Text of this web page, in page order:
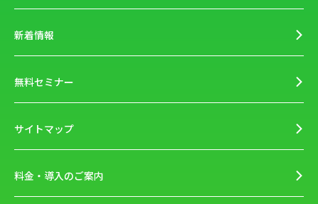
新着情報
無料セミナー
サイトマップ
料金・導入のご案内